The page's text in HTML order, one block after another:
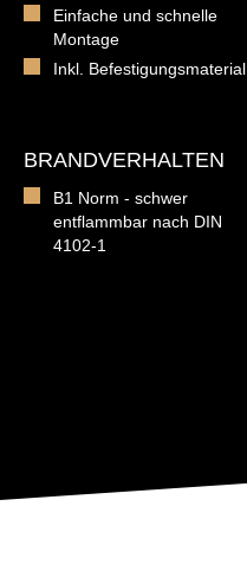
Einfache und schnelle
Montage
Inkl. Befestigungsmaterial
BRANDVERHALTEN
B1 Norm - schwer
entflammbar nach DIN
4102-1